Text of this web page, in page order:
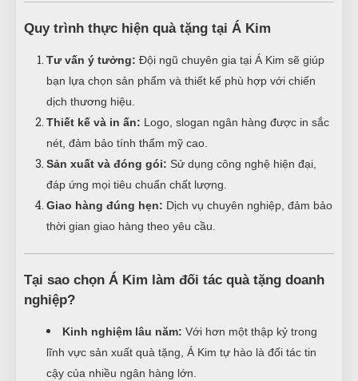
Quy trình thực hiện quà tặng tại Á Kim
Tư vấn ý tưởng: Đội ngũ chuyên gia tại Á Kim sẽ giúp
bạn lựa chọn sản phẩm và thiết kế phù hợp với chiến
dịch thương hiệu.
Thiết kế và in ấn: Logo, slogan ngân hàng được in sắc
nét, đảm bảo tính thẩm mỹ cao.
Sản xuất và đóng gói: Sử dụng công nghệ hiện đại,
đáp ứng mọi tiêu chuẩn chất lượng.
Giao hàng đúng hẹn: Dịch vụ chuyên nghiệp, đảm bảo
thời gian giao hàng theo yêu cầu.
Tại sao chọn Á Kim làm đối tác quà tặng doanh
nghiệp?
Kinh nghiệm lâu năm: Với hơn một thập kỷ trong
lĩnh vực sản xuất quà tặng, Á Kim tự hào là đối tác tin
cậy của nhiều ngân hàng lớn.